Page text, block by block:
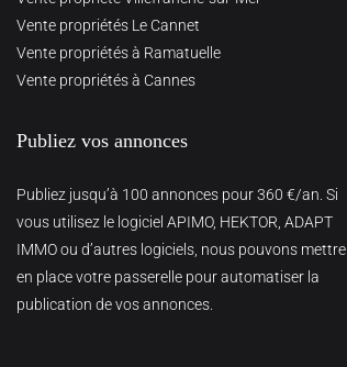
Vente propriétés Le Cannet
Vente propriétés à Ramatuelle
Vente propriétés à Cannes
Publiez vos annonces
Publiez jusqu’à 100 annonces pour 360 €/an. Si
vous utilisez le logiciel APIMO, HEKTOR, ADAPT
IMMO ou d’autres logiciels, nous pouvons mettre
en place votre passerelle pour automatiser la
publication de vos annonces.